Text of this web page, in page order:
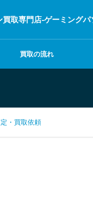
買取専門店-ゲーミング
買取の流れ
・買取依頼